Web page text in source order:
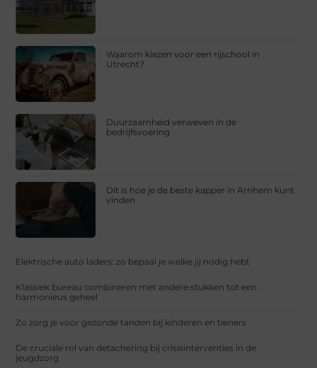
Waarom kiezen voor een rijschool in
Utrecht?
Duurzaamheid verweven in de
bedrijfsvoering
Dit is hoe je de beste kapper in Arnhem kunt
vinden
Elektrische auto laders: zo bepaal je welke jij nodig hebt
Klassiek bureau combineren met andere stukken tot een
harmonieus geheel
Zo zorg je voor gezonde tanden bij kinderen en tieners
De cruciale rol van detachering bij crisisinterventies in de
jeugdzorg